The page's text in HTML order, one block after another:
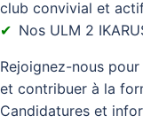
club convivial et
Nos ULM 2
Rejoignez-nous
et contribuer à la
Candidatures et